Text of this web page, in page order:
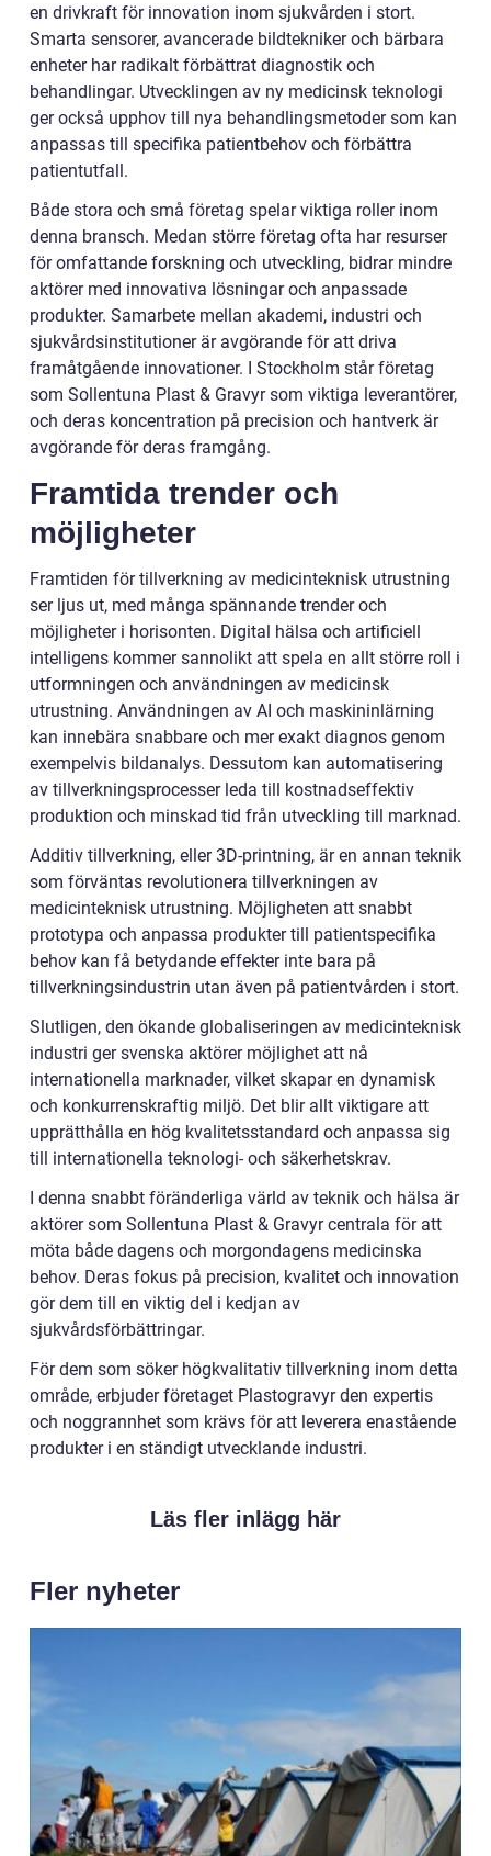
en drivkraft för innovation inom sjukvården i stort.
Smarta sensorer, avancerade bildtekniker och bärbara
enheter har radikalt förbättrat diagnostik och
behandlingar. Utvecklingen av ny medicinsk teknologi
ger också upphov till nya behandlingsmetoder som kan
anpassas till specifika patientbehov och förbättra
patientutfall.
Både stora och små företag spelar viktiga roller inom
denna bransch. Medan större företag ofta har resurser
för omfattande forskning och utveckling, bidrar mindre
aktörer med innovativa lösningar och anpassade
produkter. Samarbete mellan akademi, industri och
sjukvårdsinstitutioner är avgörande för att driva
framåtgående innovationer. I Stockholm står företag
som Sollentuna Plast & Gravyr som viktiga leverantörer,
och deras koncentration på precision och hantverk är
avgörande för deras framgång.
Framtida trender och
möjligheter
Framtiden för tillverkning av medicinteknisk utrustning
ser ljus ut, med många spännande trender och
möjligheter i horisonten. Digital hälsa och artificiell
intelligens kommer sannolikt att spela en allt större roll i
utformningen och användningen av medicinsk
utrustning. Användningen av AI och maskininlärning
kan innebära snabbare och mer exakt diagnos genom
exempelvis bildanalys. Dessutom kan automatisering
av tillverkningsprocesser leda till kostnadseffektiv
produktion och minskad tid från utveckling till marknad.
Additiv tillverkning, eller 3D-printning, är en annan teknik
som förväntas revolutionera tillverkningen av
medicinteknisk utrustning. Möjligheten att snabbt
prototypa och anpassa produkter till patientspecifika
behov kan få betydande effekter inte bara på
tillverkningsindustrin utan även på patientvården i stort.
Slutligen, den ökande globaliseringen av medicinteknisk
industri ger svenska aktörer möjlighet att nå
internationella marknader, vilket skapar en dynamisk
och konkurrenskraftig miljö. Det blir allt viktigare att
upprätthålla en hög kvalitetsstandard och anpassa sig
till internationella teknologi- och säkerhetskrav.
I denna snabbt föränderliga värld av teknik och hälsa är
aktörer som Sollentuna Plast & Gravyr centrala för att
möta både dagens och morgondagens medicinska
behov. Deras fokus på precision, kvalitet och innovation
gör dem till en viktig del i kedjan av
sjukvårdsförbättringar.
För dem som söker högkvalitativ tillverkning inom detta
område, erbjuder företaget Plastogravyr den expertis
och noggrannhet som krävs för att leverera enastående
produkter i en ständigt utvecklande industri.
Läs fler inlägg här
Fler nyheter